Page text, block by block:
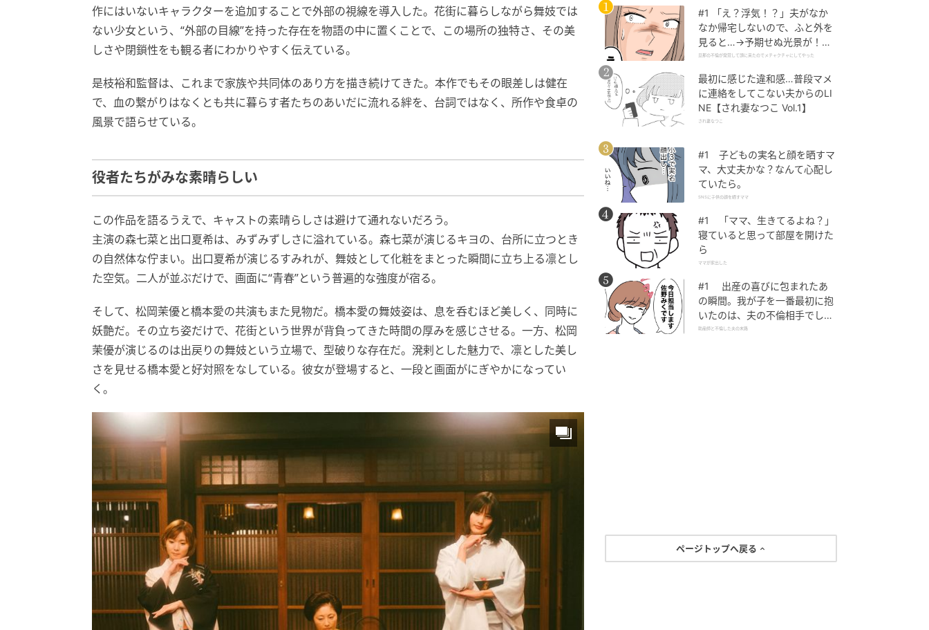
作にはいないキャラクターを追加することで外部の視線を導入した。花街に暮らしながら舞妓では
ない少女という、“外部の目線”を持った存在を物語の中に置くことで、この場所の独特さ、その美
しさや閉鎖性をも観る者にわかりやすく伝えている。
是枝裕和監督は、これまで家族や共同体のあり方を描き続けてきた。本作でもその眼差しは健在
で、血の繋がりはなくとも共に暮らす者たちのあいだに流れる絆を、台詞ではなく、所作や食卓の
風景で語らせている。
役者たちがみな素晴らしい
この作品を語るうえで、キャストの素晴らしさは避けて通れないだろう。
主演の森七菜と出口夏希は、みずみずしさに溢れている。森七菜が演じるキヨの、台所に立つとき
の自然体な佇まい。出口夏希が演じるすみれが、舞妓として化粧をまとった瞬間に立ち上る凛とし
た空気。二人が並ぶだけで、画面に“青春”という普遍的な強度が宿る。
そして、松岡茉優と橋本愛の共演もまた見物だ。橋本愛の舞妓姿は、息を呑むほど美しく、同時に
妖艶だ。その立ち姿だけで、花街という世界が背負ってきた時間の厚みを感じさせる。一方、松岡
茉優が演じるのは出戻りの舞妓という立場で、型破りな存在だ。溌剌とした魅力で、凛とした美し
さを見せる橋本愛と好対照をなしている。彼女が登場すると、一段と画面がにぎやかになってい
く。
#1 「え？浮気！？」夫がなか
なか帰宅しないので、ふと外を
見ると…→予期せぬ光景が！｜
旦那の不倫が発覚して頭に来た
旦那の不倫が発覚して頭に来たのでメチャクチャにしてやった
最初に感じた違和感…普段マメ
に連絡をしてこない夫からのLI
NE【され妻なつこ Vol.1】
され妻なつこ
#1 子どもの実名と顔を晒すマ
マ、大丈夫かな？なんて心配し
ていたら。
SNSに子供の顔を晒すママ
#1 「ママ、生きてるよね？」
寝ていると思って部屋を開けた
ら
ママが家出した
#1 出産の喜びに包まれたあ
の瞬間。我が子を一番最初に抱
いたのは、夫の不倫相手でし
た。
助産師と不倫した夫の末路
ページトップへ戻る